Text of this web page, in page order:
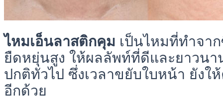
ไหมเอ็นลาสติกคุม เป็นไหมที่ทำจา
ยืดหยุ่นสูง ให้ผลลัพท์ที่ดีและยาวนา
ปกติทั่วไป ซึ่งเวลาขยับใบหน้า ยังใ
อีกด้วย